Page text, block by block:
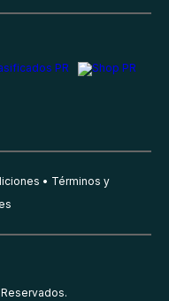
Términos y